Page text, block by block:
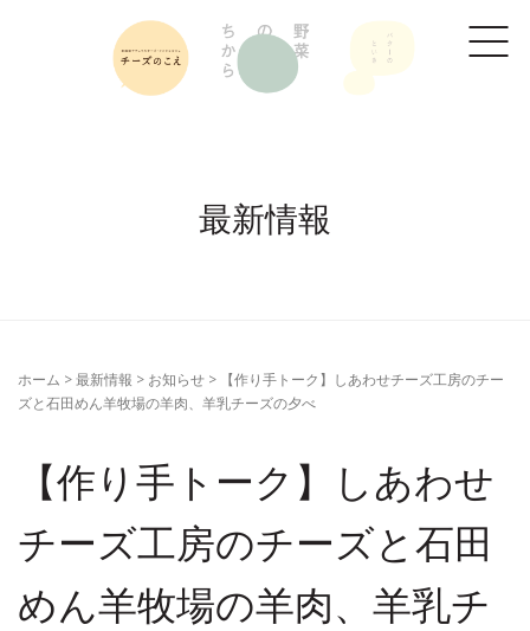
最新情報
ホーム >最新情報 > お知らせ > 【作り手トーク】しあわせチーズ工房のチー
ズと石田めん羊牧場の羊肉、羊乳チーズの夕べ
【作り手トーク】しあわせ
チーズ工房のチーズと石田
めん羊牧場の羊肉、羊乳チ